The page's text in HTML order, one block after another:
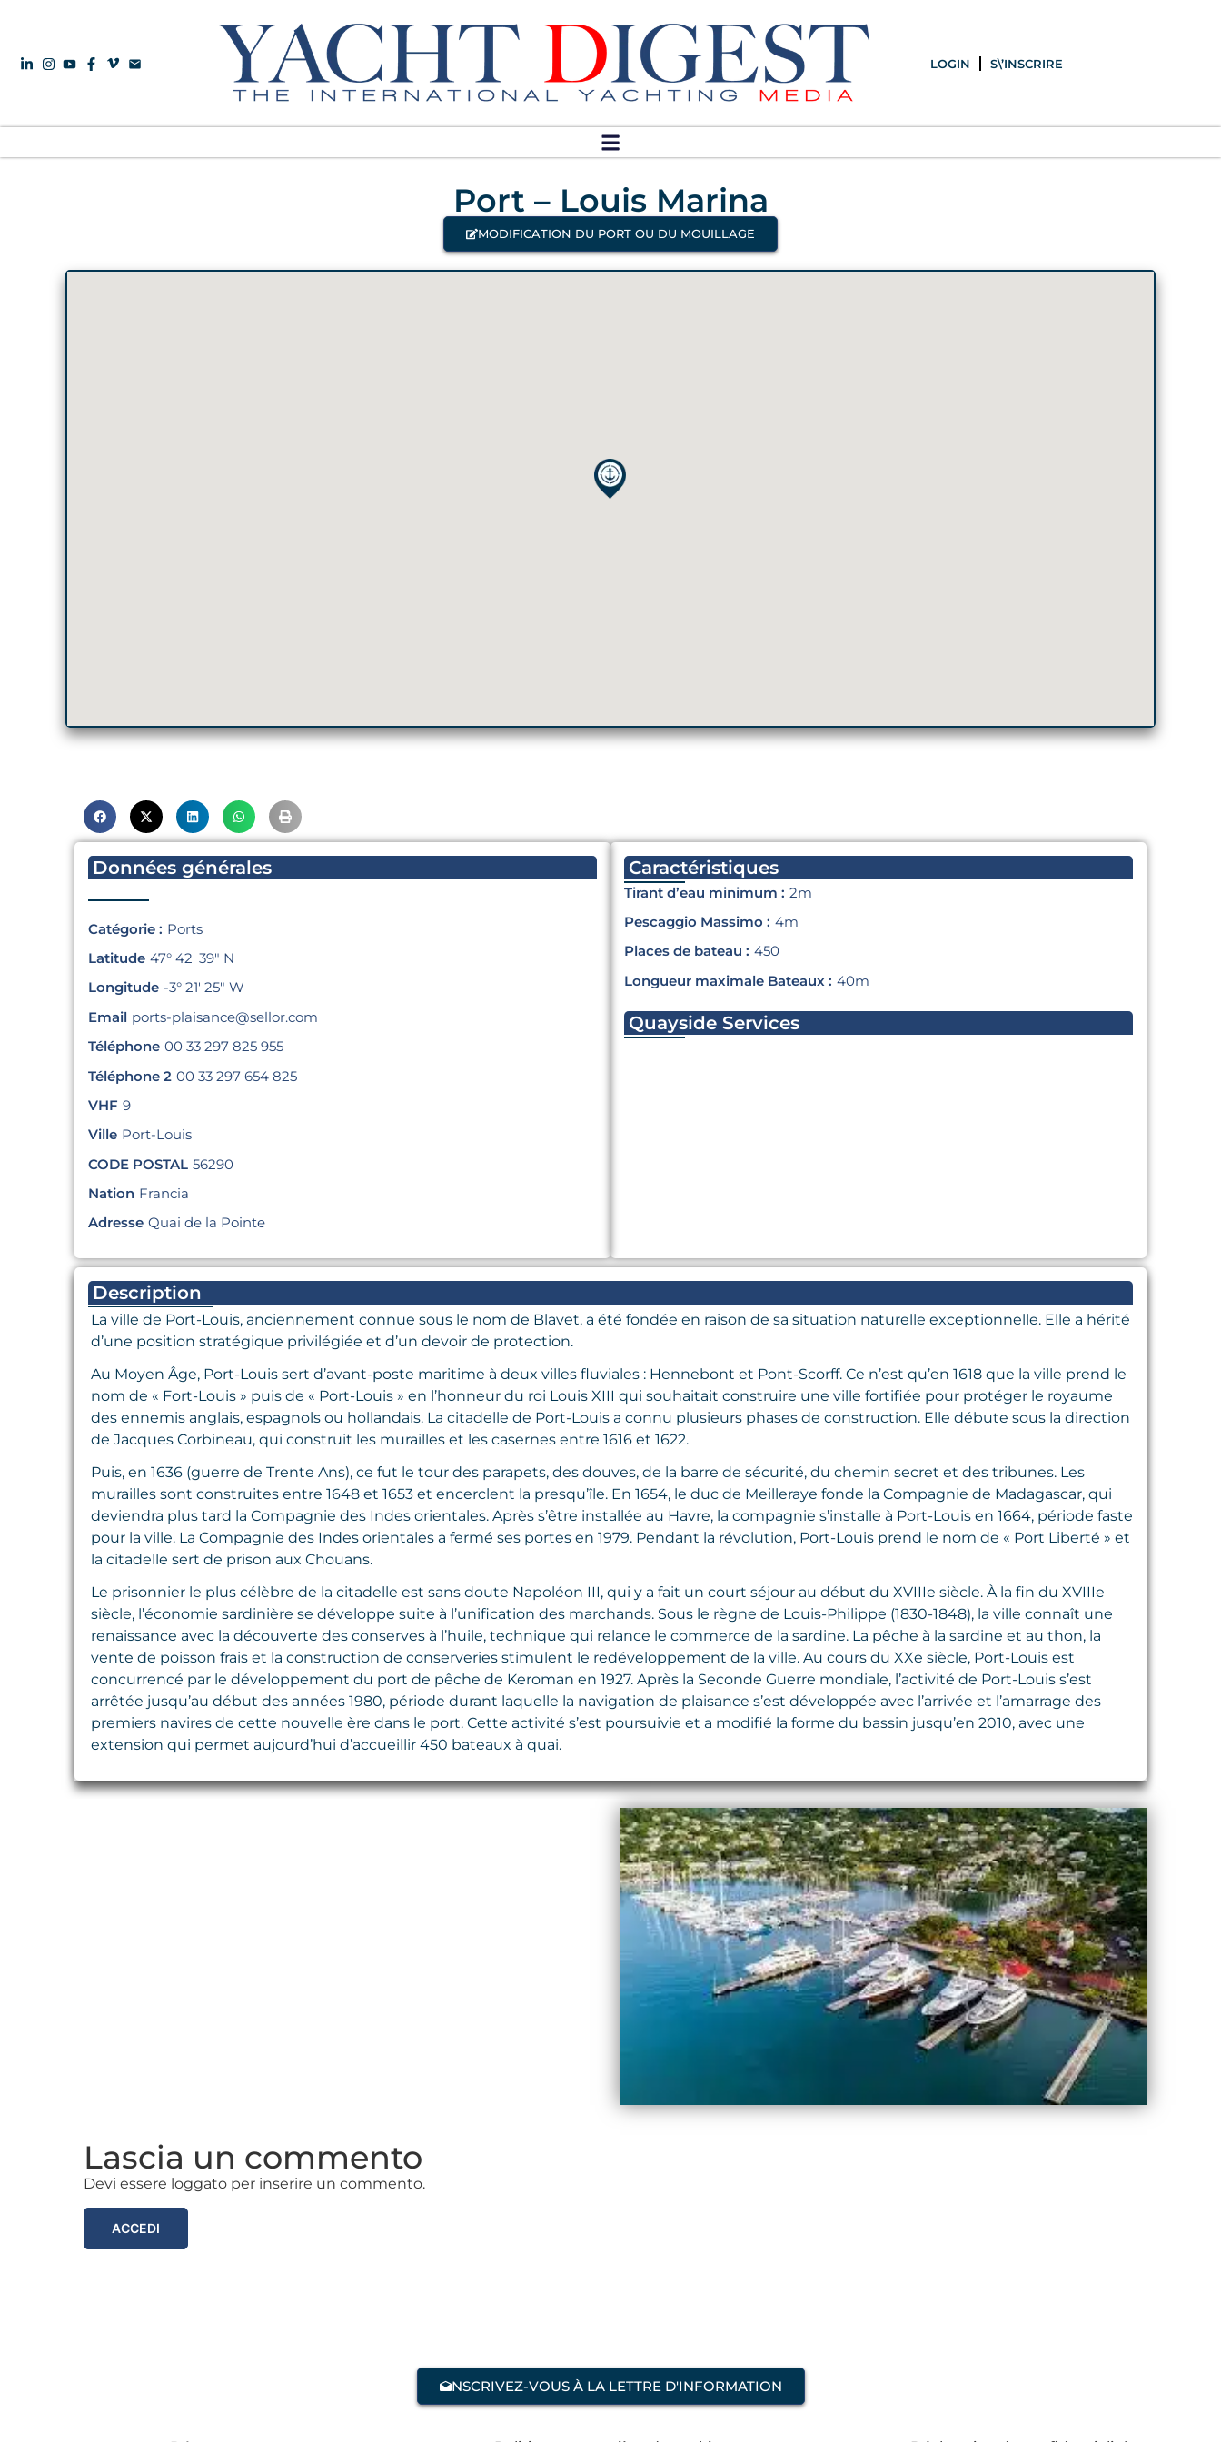
LOGIN S\’INSCRIRE
Port – Louis Marina
MODIFICATION DU PORT OU DU MOUILLAGE
Données générales
Catégorie : Ports
Latitude 47° 42′ 39″ N
Longitude -3° 21′ 25″ W
Email ports-plaisance@sellor.com
Téléphone 00 33 297 825 955
Téléphone 2 00 33 297 654 825
VHF 9
Ville Port-Louis
CODE POSTAL 56290
Nation Francia
Adresse Quai de la Pointe
Caractéristiques
Tirant d’eau minimum : 2m
Pescaggio Massimo : 4m
Places de bateau : 450
Longueur maximale Bateaux : 40m
Quayside Services
Description
La ville de Port-Louis, anciennement connue sous le nom de Blavet, a été fondée en raison de sa situation naturelle exceptionnelle. Elle a hérité
d’une position stratégique privilégiée et d’un devoir de protection.
Au Moyen Âge, Port-Louis sert d’avant-poste maritime à deux villes fluviales : Hennebont et Pont-Scorff. Ce n’est qu’en 1618 que la ville prend le
nom de « Fort-Louis » puis de « Port-Louis » en l’honneur du roi Louis XIII qui souhaitait construire une ville fortifiée pour protéger le royaume
des ennemis anglais, espagnols ou hollandais. La citadelle de Port-Louis a connu plusieurs phases de construction. Elle débute sous la direction
de Jacques Corbineau, qui construit les murailles et les casernes entre 1616 et 1622.
Puis, en 1636 (guerre de Trente Ans), ce fut le tour des parapets, des douves, de la barre de sécurité, du chemin secret et des tribunes. Les
murailles sont construites entre 1648 et 1653 et encerclent la presqu’île. En 1654, le duc de Meilleraye fonde la Compagnie de Madagascar, qui
deviendra plus tard la Compagnie des Indes orientales. Après s’être installée au Havre, la compagnie s’installe à Port-Louis en 1664, période faste
pour la ville. La Compagnie des Indes orientales a fermé ses portes en 1979. Pendant la révolution, Port-Louis prend le nom de « Port Liberté » et
la citadelle sert de prison aux Chouans.
Le prisonnier le plus célèbre de la citadelle est sans doute Napoléon III, qui y a fait un court séjour au début du XVIIIe siècle. À la fin du XVIIIe
siècle, l’économie sardinière se développe suite à l’unification des marchands. Sous le règne de Louis-Philippe (1830-1848), la ville connaît une
renaissance avec la découverte des conserves à l’huile, technique qui relance le commerce de la sardine. La pêche à la sardine et au thon, la
vente de poisson frais et la construction de conserveries stimulent le redéveloppement de la ville. Au cours du XXe siècle, Port-Louis est
concurrencé par le développement du port de pêche de Keroman en 1927. Après la Seconde Guerre mondiale, l’activité de Port-Louis s’est
arrêtée jusqu’au début des années 1980, période durant laquelle la navigation de plaisance s’est développée avec l’arrivée et l’amarrage des
premiers navires de cette nouvelle ère dans le port. Cette activité s’est poursuivie et a modifié la forme du bassin jusqu’en 2010, avec une
extension qui permet aujourd’hui d’accueillir 450 bateaux à quai.
Lascia un commento
Devi essere loggato per inserire un commento.
ACCEDI
NSCRIVEZ-VOUS À LA LETTRE D'INFORMATION